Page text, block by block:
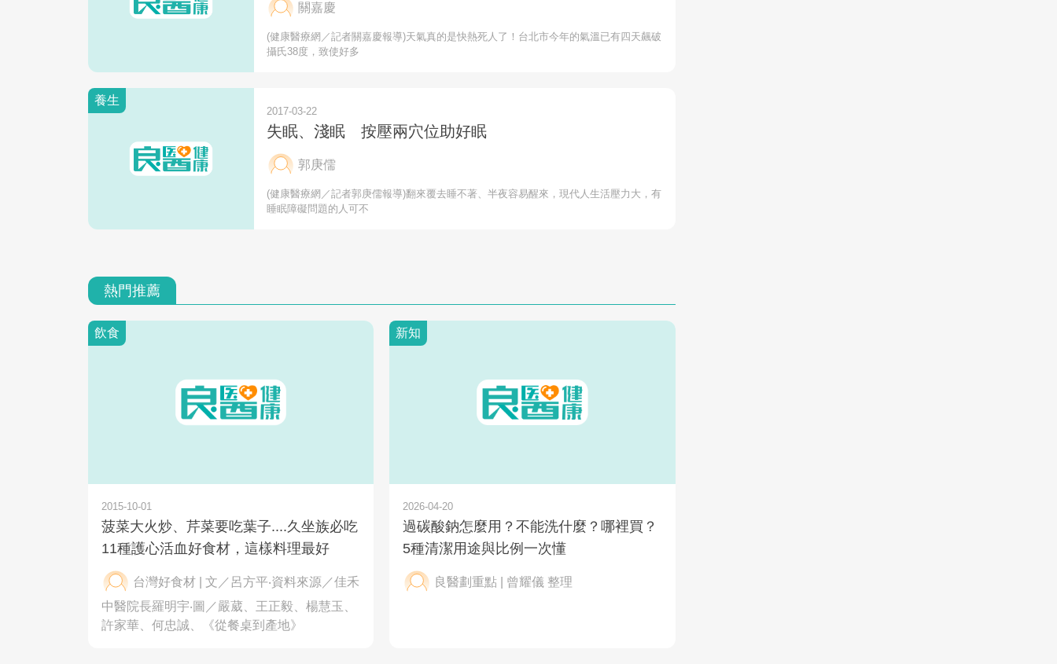
關嘉慶
(健康醫療網／記者關嘉慶報導)天氣真的是快熱死人了！台北市今年的氣溫已有四天飆破
攝氏38度，致使好多
養生
2017-03-22
失眠、淺眠 按壓兩穴位助好眠
郭庚儒
(健康醫療網／記者郭庚儒報導)翻來覆去睡不著、半夜容易醒來，現代人生活壓力大，有
睡眠障礙問題的人可不
熱門推薦
飲食
2015-10-01
菠菜大火炒、芹菜要吃葉子....久坐族必吃
11種護心活血好食材，這樣料理最好
台灣好食材 | 文／呂方平‧資料來源／佳禾
中醫院長羅明宇‧圖／嚴葳、王正毅、楊慧玉、
許家華、何忠誠、《從餐桌到產地》
新知
2026-04-20
過碳酸鈉怎麼用？不能洗什麼？哪裡買？
5種清潔用途與比例一次懂
良醫劃重點 | 曾耀儀 整理